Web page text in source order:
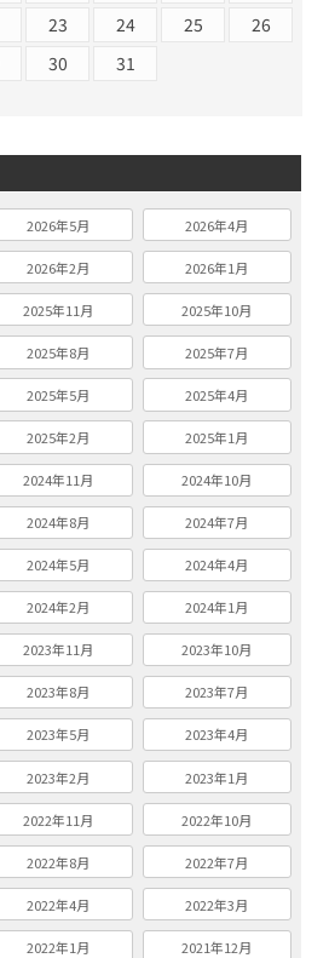
23 24 25
26
30
31
2026年5月 2026年4月
2026年2月 2026年1月
2025年11月 2025年10月
2025年8月 2025年7月
2025年5月 2025年4月
2025年2月 2025年1月
2024年11月 2024年10月
2024年8月 2024年7月
2024年5月 2024年4月
2024年2月 2024年1月
2023年11月 2023年10月
2023年8月 2023年7月
2023年5月 2023年4月
2023年2月 2023年1月
2022年11月 2022年10月
2022年8月 2022年7月
2022年4月 2022年3月
2022年1月 2021年12月